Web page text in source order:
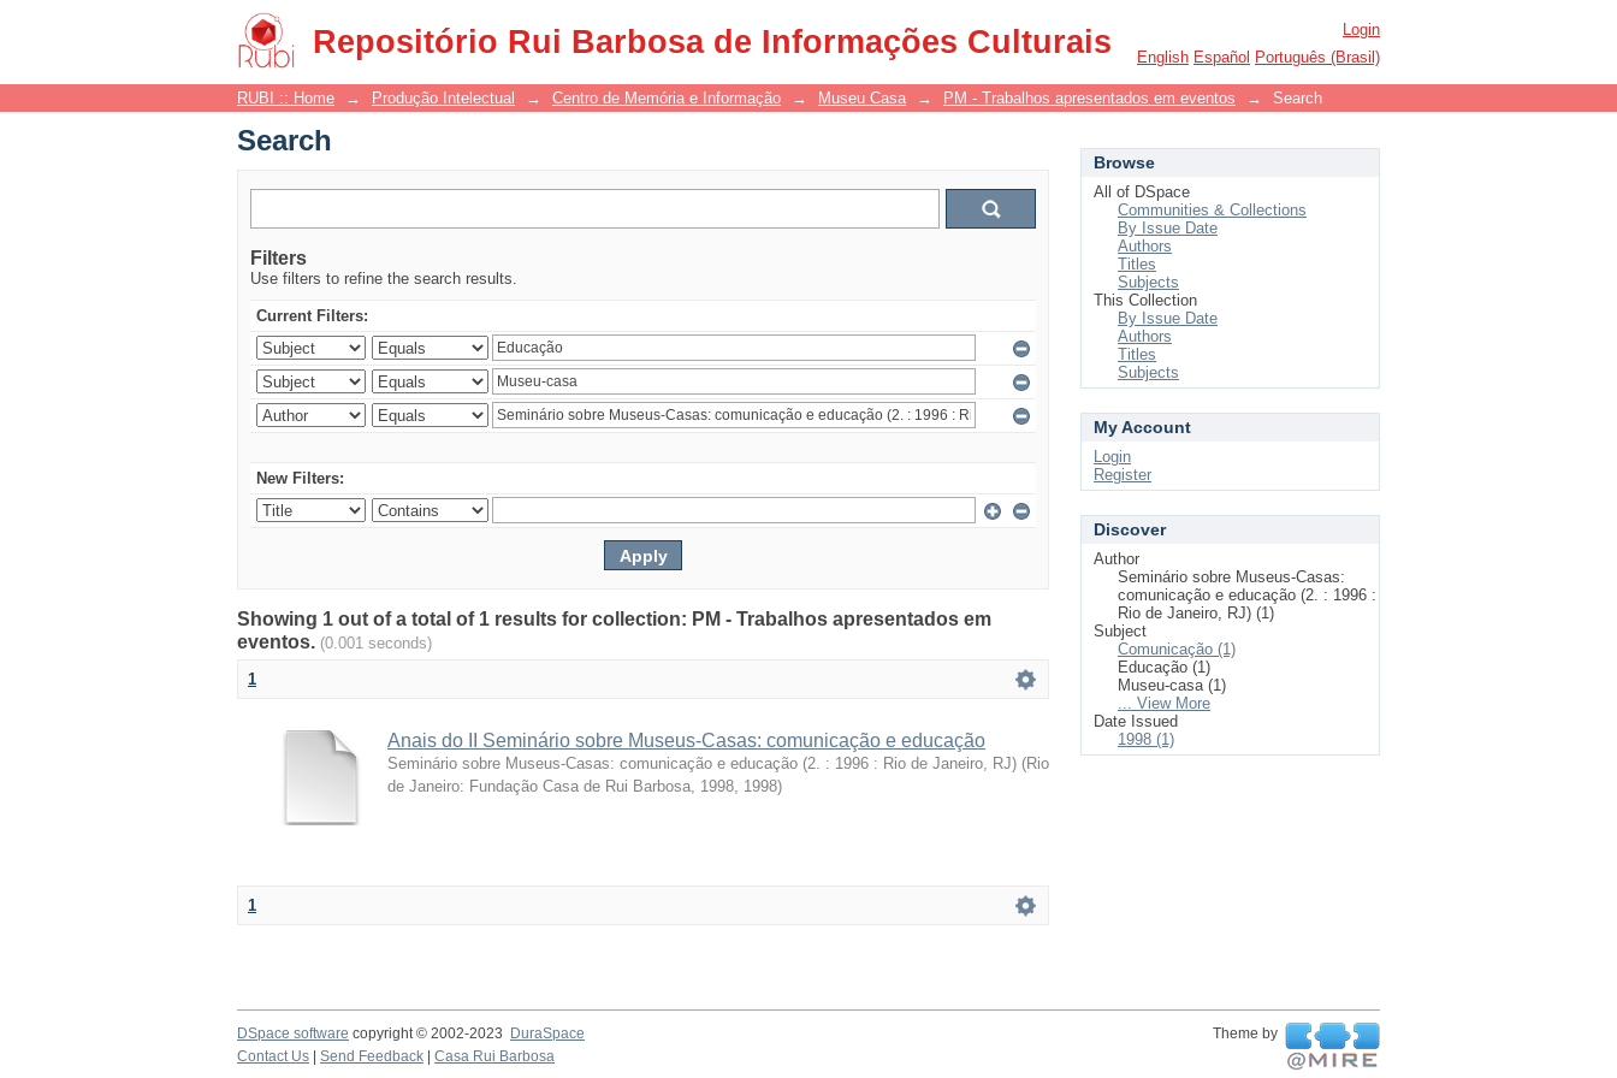
Repositório Rui Barbosa de Informações Culturais
Search
Login
English Español Português (Brasil)
RUBI :: Home → Produção Intelectual → Centro de Memória e Informação → Museu Casa → PM - Trabalhos apresentados em eventos → Search
Search
Filters
Use filters to refine the search results.
Current Filters:
New Filters:
Showing 1 out of a total of 1 results for collection: PM - Trabalhos apresentados em
eventos. (0.001 seconds)
1
Anais do II Seminário sobre Museus-Casas: comunicação e educação
Seminário sobre Museus-Casas: comunicação e educação (2. : 1996 : Rio de Janeiro, RJ) (Rio
de Janeiro: Fundação Casa de Rui Barbosa, 1998, 1998)
1
Browse
All of DSpace
Communities & Collections
By Issue Date
Authors
Titles
Subjects
This Collection
By Issue Date
Authors
Titles
Subjects
My Account
Login
Register
Discover
Author
Seminário sobre Museus-Casas:
comunicação e educação (2. : 1996 :
Rio de Janeiro, RJ) (1)
Subject
Comunicação (1)
Educação (1)
Museu-casa (1)
... View More
Date Issued
1998 (1)
DSpace software copyright © 2002-2023 DuraSpace
Theme by
Contact Us
Send Feedback Casa Rui Barbosa